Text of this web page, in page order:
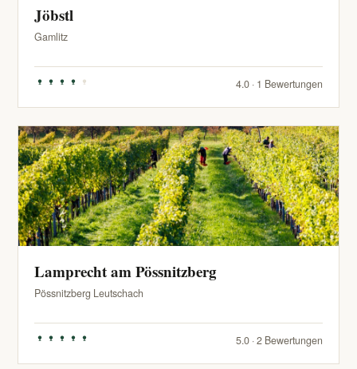
Jöbstl
Gamlitz
4.0 · 1 Bewertungen
Lamprecht am Pössnitzberg
Pössnitzberg Leutschach
5.0 · 2 Bewertungen